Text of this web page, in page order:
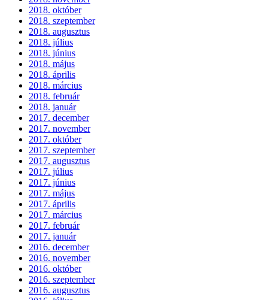
2018. október
2018. szeptember
2018. augusztus
2018. július
2018. június
2018. május
2018. április
2018. március
2018. február
2018. január
2017. december
2017. november
2017. október
2017. szeptember
2017. augusztus
2017. július
2017. június
2017. május
2017. április
2017. március
2017. február
2017. január
2016. december
2016. november
2016. október
2016. szeptember
2016. augusztus